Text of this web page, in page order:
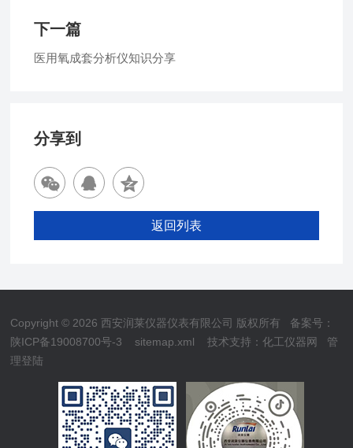
下一篇
医用氧成套分析仪知识分享
分享到
返回列表
Copyright © 2026 西安润莱仪器仪表有限公司 版权所有 备案号：
陕ICP备19008700号-3
sitemap.xml 技术支持：化工仪器网
管
理登陆